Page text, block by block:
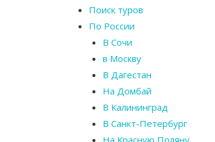
Поиск туров
По России
В Сочи
в Москву
В Дагестан
На Домбай
В Калининград
В Санкт-Петербург
На Красную Поляну